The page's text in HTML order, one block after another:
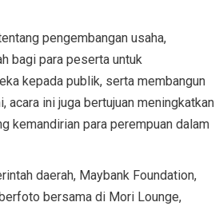
pengembangan usaha,
bagi para peserta untuk
kepada publik, serta membangun
ini juga bertujuan meningkatkan
kemandirian para perempuan dalam
daerah, Maybank Foundation,
bersama di Mori Lounge,